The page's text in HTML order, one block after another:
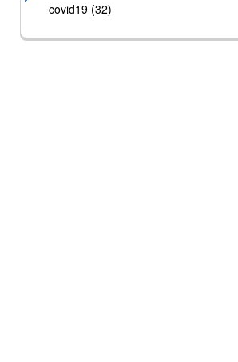
covid19 (32)